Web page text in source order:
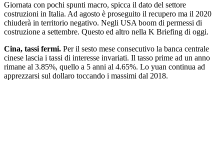
Giornata con pochi spunti macro, spicca il dato del settore
costruzioni in Italia. Ad agosto è proseguito il recupero ma il 2020
chiuderà in territorio negativo. Negli USA boom di permessi di
costruzione a settembre. Questo ed altro nella K Briefing di oggi.
Cina, tassi fermi. Per il sesto mese consecutivo la banca centrale
cinese lascia i tassi di interesse invariati. Il tasso prime ad un anno
rimane al 3.85%, quello a 5 anni al 4.65%. Lo yuan continua ad
apprezzarsi sul dollaro toccando i massimi dal 2018.